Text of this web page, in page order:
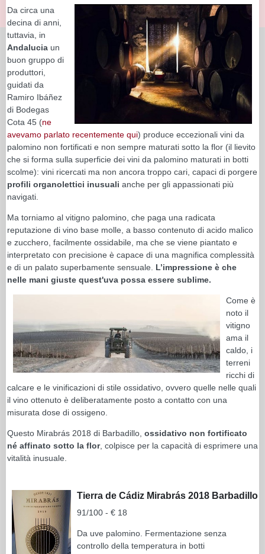
Da circa una
decina di anni,
tuttavia, in
Andalucia un
buon gruppo di
produttori,
guidati da
Ramiro Ibáñez
di Bodegas
Cota 45 (ne
avevamo parlato recentemente qui) produce eccezionali vini da
palomino non fortificati e non sempre maturati sotto la flor (il lievito
che si forma sulla superficie dei vini da palomino maturati in botti
scolme): vini ricercati ma non ancora troppo cari, capaci di porgere
profili organolettici inusuali anche per gli appassionati più
navigati.
Ma torniamo al vitigno palomino, che paga una radicata
reputazione di vino base molle, a basso contenuto di acido malico
e zucchero, facilmente ossidabile, ma che se viene piantato e
interpretato con precisione è capace di una magnifica complessità
e di un palato superbamente sensuale. L’impressione è che
nelle mani giuste quest'uva possa essere sublime.
Come è
noto il
vitigno
ama il
caldo, i
terreni
ricchi di
calcare e le vinificazioni di stile ossidativo, ovvero quelle nelle quali
il vino ottenuto è deliberatamente posto a contatto con una
misurata dose di ossigeno.
Questo Mirabrás 2018 di Barbadillo, ossidativo non fortificato
né affinato sotto la flor, colpisce per la capacità di esprimere una
vitalità inusuale.
Tierra de Cádiz Mirabrás 2018 Barbadillo
91/100 - € 18
Da uve palomino. Fermentazione senza
controllo della temperatura in botti